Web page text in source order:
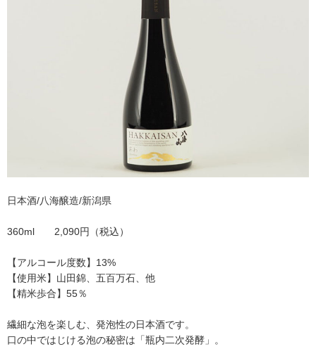
日本酒/八海醸造/新潟県
360ml 2,090円（税込）
【アルコール度数】13%
【使用米】山田錦、五百万石、他
【精米歩合】55％
繊細な泡を楽しむ、発泡性の日本酒です。
口の中ではじける泡の秘密は「瓶内二次発酵」。